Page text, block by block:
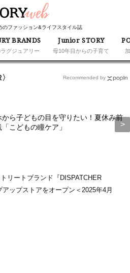
のファッション&ライフスタイル誌
BRANDS
グジュアリー
Junior STORY
母10年目からの子育て
から子どもの目を守りたい！夏休み前
こどもの瞳ケア」
Recommended by
リートブランド『DISPATCHER
ップストアをオープン＜2025年4月